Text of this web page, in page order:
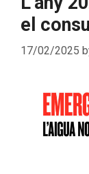
el
17/02/2025